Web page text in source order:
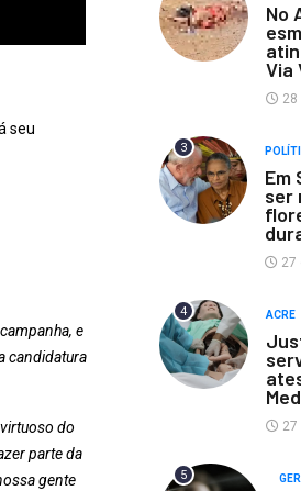
seu
e
candidatura
do
parte da
gente
No
Via
28
3
Em
ser
27
4 ACRE
27
5